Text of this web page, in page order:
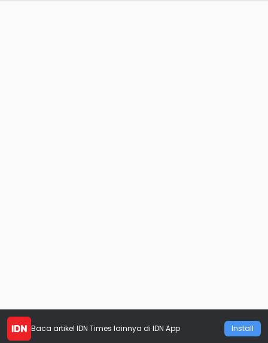
Baca artikel IDN Times lainnya di IDN App Install